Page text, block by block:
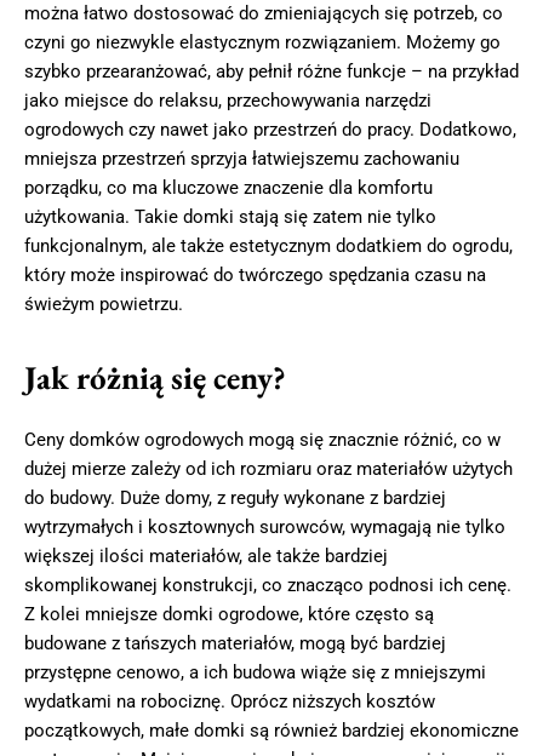
można łatwo dostosować do zmieniających się potrzeb, co
czyni go niezwykle elastycznym rozwiązaniem. Możemy go
szybko przearanżować, aby pełnił różne funkcje – na przykład
jako miejsce do relaksu, przechowywania narzędzi
ogrodowych czy nawet jako przestrzeń do pracy. Dodatkowo,
mniejsza przestrzeń sprzyja łatwiejszemu zachowaniu
porządku, co ma kluczowe znaczenie dla komfortu
użytkowania. Takie domki stają się zatem nie tylko
funkcjonalnym, ale także estetycznym dodatkiem do ogrodu,
który może inspirować do twórczego spędzania czasu na
świeżym powietrzu.
Jak różnią się ceny?
Ceny domków ogrodowych mogą się znacznie różnić, co w
dużej mierze zależy od ich rozmiaru oraz materiałów użytych
do budowy. Duże domy, z reguły wykonane z bardziej
wytrzymałych i kosztownych surowców, wymagają nie tylko
większej ilości materiałów, ale także bardziej
skomplikowanej konstrukcji, co znacząco podnosi ich cenę.
Z kolei mniejsze domki ogrodowe, które często są
budowane z tańszych materiałów, mogą być bardziej
przystępne cenowo, a ich budowa wiąże się z mniejszymi
wydatkami na robociznę. Oprócz niższych kosztów
początkowych, małe domki są również bardziej ekonomiczne